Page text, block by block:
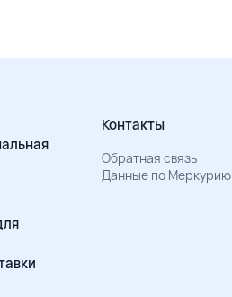
Контакты
Обратная связь
Данные по Меркурию